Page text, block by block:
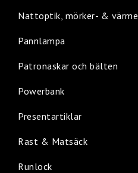
Nattoptik, mörker- & värme
Pannlampa
Patronaskar och bälten
Powerbank
Presentartiklar
Rast & Matsäck
Runlock